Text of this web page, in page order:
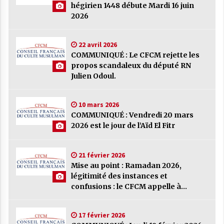
COMMUNIQUÉ : Le CFCM rejette les
22 avril 2026
COMMUNIQUÉ : Vendredi 20 mars 2026
est le jour de l’Aïd El Fitr
Mise au point : Ramadan 2026,
légitimité des instances et confusions :
musulmans de France
COMMUNIQUÉ : Jeudi 19 février 2026
est le premier jour de Ramadan
17 février 2026
COMMUNIQUÉ :
hégirien 1448 débute Mardi 16 juin
2026
22 avril 2026
COMMUNIQUÉ : Le CFCM rejette les
propos scandaleux du député RN
Julien Odoul.
10 mars 2026
COMMUNIQUÉ : Vendredi 20 mars
2026 est le jour de l’Aïd El Fitr
21 février 2026
Mise au point : Ramadan 2026,
légitimité des instances et
confusions : le CFCM appelle à
France
17 février 2026